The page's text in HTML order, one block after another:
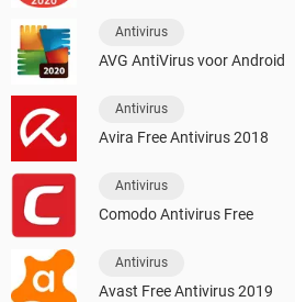
Antivirus
AVG AntiVirus voor Android
Antivirus
Avira Free Antivirus 2018
Antivirus
Comodo Antivirus Free
Antivirus
Avast Free Antivirus 2019